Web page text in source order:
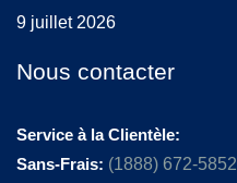
9 juillet 2026
Nous contacter
Service à la Clientèle:
Sans-Frais: (1888) 672-5852